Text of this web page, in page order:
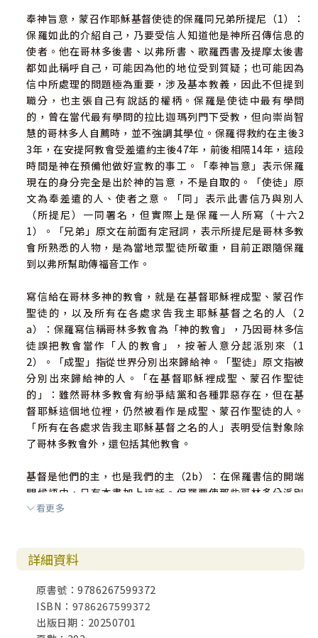
奉神旨意，蒙召作耶穌基督使徒的保羅同兄弟所提尼（1）：
保羅如此的介紹自己，乃要受信人知道他是神所召傳信息的
使者。他在哥林多後書、以弗所書、歌羅西書及提摩太後書
都如此稱呼自己，可能因為他的地位受到質疑；也可能因為
信中所處理的問題極為重要，涉及基本教義，因此不但提到
職分，也主張自己有說話的權柄。保羅是使徒中最有學問
的，曾在當代最有學問的拉比迦瑪列門下受教，但向崇尚智
慧的哥林多人自薦時，並不強調其學位。保羅得救約在主後3
3年，在安提阿教會受差遣約主後47年，前後相隔14年，這段
時間是神在預備他做好宣教的事工。「奉神旨意」表示保羅
現在的身分完全是出於神的旨意，不是自取的。「使徒」原
文為奉差遣的人、使者之意。「同」表示此書信乃與別人
（所提尼）一同署名，但實際上是保羅一人所寫（十六2
1）。「兄弟」原文在前面有定冠詞，表示所提尼是哥林多教
會所熟悉的人物，是為當地眾聖徒所敬重，目前正跟隨保羅
到以弗所幫助傳福音工作。
寫信給在哥林多神的教會，就是在基督耶穌裡成聖、蒙召作
聖徒的，以及所有在各處求告我主耶穌基督之名的人（2
a）：保羅寫信稱哥林多教會為「神的教會」，乃因哥林多信
徒誤把教會當作「人的教會」，按著人意分起派別來（1
2）。「成聖」指從世界分別出來歸給神。「聖徒」原文指被
分別出來歸給神的人。「在基督耶穌裡成聖、蒙召作聖徒
的」：雖然哥林多教會有紛爭結黨和各種罪惡存在，但在基
督耶穌這個地位裡，仍然被看作是成聖、蒙召作聖徒的人。
「所有在各處求告我主耶穌基督之名的人」表明受信對象除
了哥林多教會外，還包括其他教會。
基督是他們的主，也是我們的主（2b）：在保羅書信的開端
問候語中，只有本書加上這話。保羅要使那些哥林多分派別
的人把眼光放大、放遠，基督不是他們那一小群人的主而
願恩惠、平安從神我們的父，並主耶穌基督歸與你們（3）：
「恩惠」是神給我們白白地賜與。「平安」是希臘慣用的問
安，但希伯來的「平安」不是指沒有爭鬥，而是指一種積極
看更多
詳細資料
原書號：9786267599372
ISBN：9786267599372
出版日期：20250701